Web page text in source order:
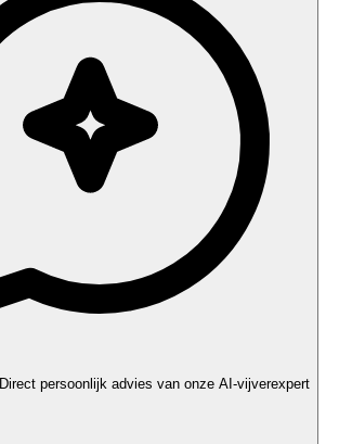
Direct persoonlijk advies van onze AI-vijverexpert